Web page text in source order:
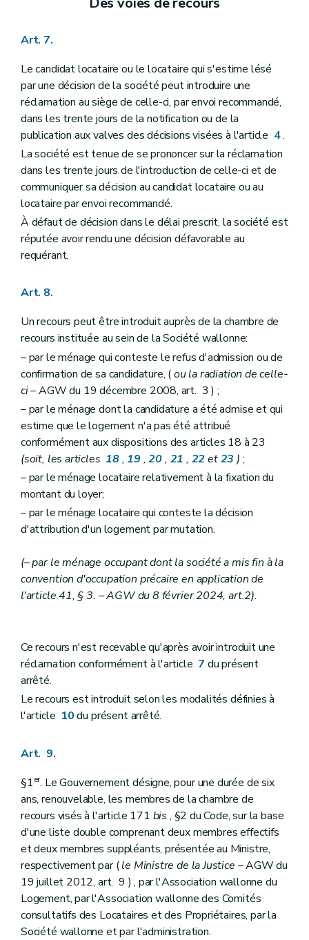
Art. 7.
Le candidat locataire ou le locataire qui s'estime lésé
par une décision de la société peut introduire une
réclamation au siège de celle-ci, par envoi recommandé,
dans les trente jours de la notification ou de la
publication aux valves des décisions visées à l'article 4.
La société est tenue de se prononcer sur la réclamation
dans les trente jours de l'introduction de celle-ci et de
communiquer sa décision au candidat locataire ou au
locataire par envoi recommandé.
À défaut de décision dans le délai prescrit, la société est
réputée avoir rendu une décision défavorable au
requérant.
Art. 8.
Un recours peut être introduit auprès de la chambre de
recours instituée au sein de la Société wallonne:
– par le ménage qui conteste le refus d'admission ou de
confirmation de sa candidature, (ou la radiation de celle-
ci– AGW du 19 décembre 2008, art. 3 ) ;
– par le ménage dont la candidature a été admise et qui
estime que le logement n'a pas été attribué
conformément aux dispositions des articles 18 à 23
(soit, les articles 18, 19,20, 21 , 22 et23 ) ;
– par le ménage locataire relativement à la fixation du
montant du loyer;
– par le ménage locataire qui conteste la décision
d'attribution d'un logement par mutation.
(– par le ménage occupant dont la société a mis fin à la
convention d'occupation précaire en application de
l'article 41, § 3. – AGW du 8 février 2024, art.2).
Ce recours n'est recevable qu'après avoir introduit une
réclamation conformément à l'article 7 du présent
arrêté.
Le recours est introduit selon les modalités définies à
l'article 10du présent arrêté.
Art. 9.
§1er. Le Gouvernement désigne, pour une durée de six
ans, renouvelable, les membres de la chambre de
recours visés à l'article 171 bis , §2 du Code, sur la base
d'une liste double comprenant deux membres effectifs
et deux membres suppléants, présentée au Ministre,
respectivement par (le Ministre de la Justice – AGW du
19 juillet 2012, art. 9 ) , par l'Association wallonne du
Logement, par l'Association wallonne des Comités
consultatifs des Locataires et des Propriétaires, par la
Société wallonne et par l'administration.